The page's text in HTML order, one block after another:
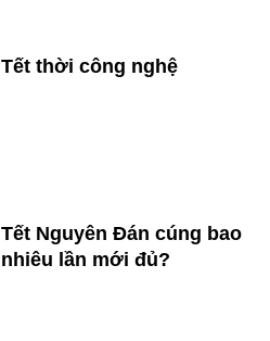
Tết thời công nghệ
Tết Nguyên Đán cúng bao
nhiêu lần mới đủ?